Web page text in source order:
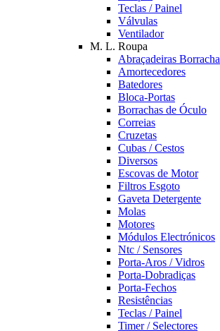
Teclas / Painel
Válvulas
Ventilador
M. L. Roupa
Abraçadeiras Borracha
Amortecedores
Batedores
Bloca-Portas
Borrachas de Óculo
Correias
Cruzetas
Cubas / Cestos
Diversos
Escovas de Motor
Filtros Esgoto
Gaveta Detergente
Molas
Motores
Módulos Electrónicos
Ntc / Sensores
Porta-Aros / Vidros
Porta-Dobradiças
Porta-Fechos
Resistências
Teclas / Painel
Timer / Selectores